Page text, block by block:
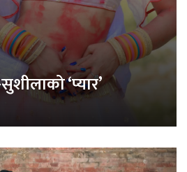
‘प्यार’